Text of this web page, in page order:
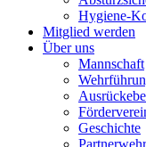
Hygiene-
Mitglied werden
Über uns
Mannschaft
Geschichte
Partnerwehr